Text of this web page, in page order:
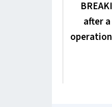
after